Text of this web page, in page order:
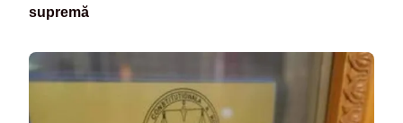
supremă